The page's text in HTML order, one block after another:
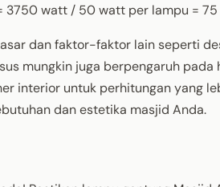
3750 watt / 50 watt per lampu =
dan faktor-faktor lain seperti
mungkin juga berpengaruh pada
interior untuk perhitungan yang
dan estetika masjid Anda.